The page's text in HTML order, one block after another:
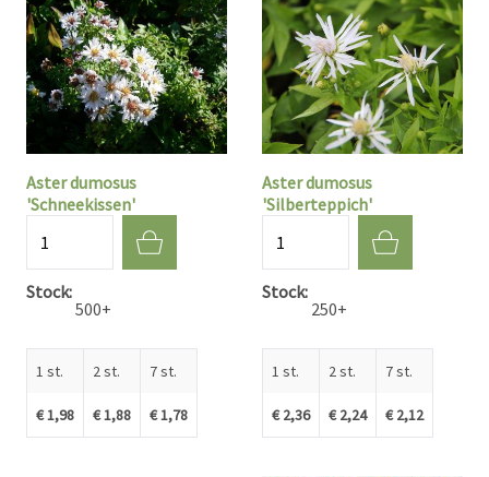
Aster dumosus
'Schneekissen'
Stock
500+
1 st.
€ 1,98
2 st.
€ 1,88
7 st.
€ 1,78
Aster dumosus
'Silberteppich'
Stock
250+
1 st.
€ 2,36
2 st.
€ 2,24
7 st.
€ 2,12